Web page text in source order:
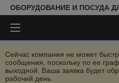
ОБОРУДОВАНИЕ И ПОСУДА
Сейчас компания не может
сообщения, поскольку по ее
выходной. Ваша заявка будет
рабочий день.